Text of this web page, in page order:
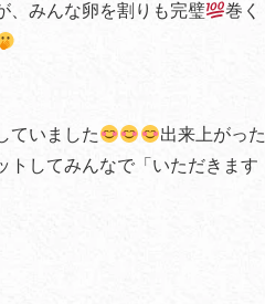
、みんな卵を割りも完璧
巻く
ていました
出来上がった
トしてみんなで「いただきます